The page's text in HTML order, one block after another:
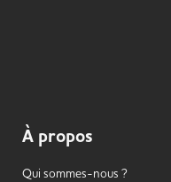
À propos
Qui sommes-nous ?